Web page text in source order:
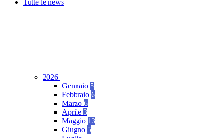
Tutte le news
2026
Gennaio 5
Febbraio 6
Marzo 6
Aprile 3
Maggio 13
Giugno 5